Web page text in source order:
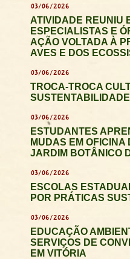
03/06/2026
ATIVIDADE REUNIU
ESPECIALISTAS E
AÇÃO VOLTADA À
AVES E DOS
03/06/2026
TROCA-TROCA
SUSTENTABILIDADE
03/06/2026
ESTUDANTES
MUDAS EM
JARDIM BOTÂNICO
03/06/2026
ESCOLAS
POR PRÁTICAS
03/06/2026
EDUCAÇÃO
SERVIÇOS DE
EM VITÓRIA